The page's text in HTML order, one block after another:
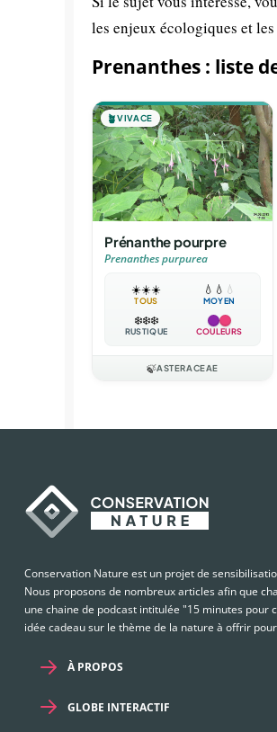
les enjeux écologiques et
Prenanthes : liste
🪴VIVACE
Prénanthe pourpre
Prenanthes purpurea
☀️☀️☀️
TOUS
💧 💧 💧
MOYEN
❄️❄️❄️
RUSTIQUE COULEURS
🍃ASTERACEAE
Conservation Nature est un projet de
Nous proposons de nombreux articles afin que
une chaine de podcast intitulée "15 minutes
idée cadeau sur le thème de la nature à offrir
À PROPOS
GLOBE INTERACTIF